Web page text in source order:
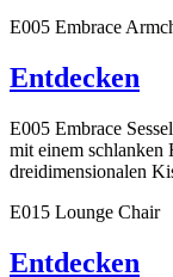
E005 Embrace
Entdecken
E005 Embrace
mit einem schlanken
dreidimensionalen
E015 Lounge Chair
Entdecken